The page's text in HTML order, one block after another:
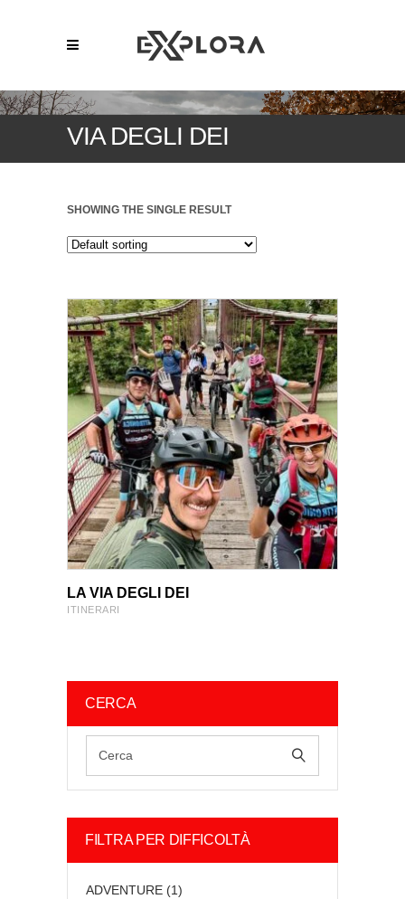
VIA DEGLI DEI
SHOWING THE SINGLE RESULT
VIEW PRODUCT
VIEW PRODUCT
LA VIA DEGLI DEI
ITINERARI
CERCA
FILTRA PER DIFFICOLTÀ
ADVENTURE (1)